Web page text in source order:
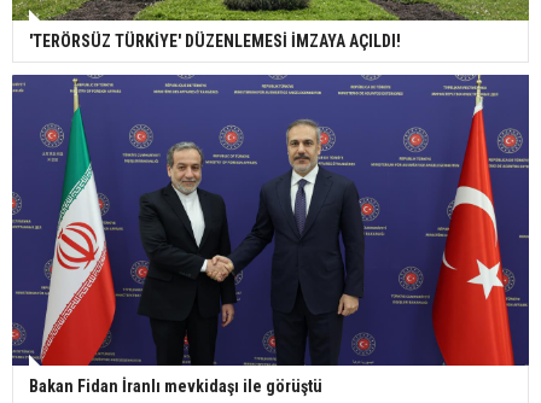
'TERÖRSÜZ TÜRKİYE' DÜZENLEMESİ İMZAYA AÇILDI!
Bakan Fidan İranlı mevkidaşı ile görüştü